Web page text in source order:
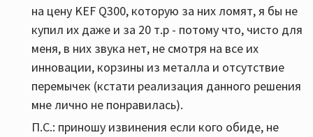
на цену KEF Q300, которую за них ломят, я бы не
купил их даже и за 20 т.р - потому что, чисто для
меня, в них звука нет, не смотря на все их
инновации, корзины из металла и отсутствие
перемычек (кстати реализация данного решения
мне лично не понравилась).
П.С.: приношу извинения если кого обиде, не